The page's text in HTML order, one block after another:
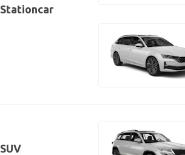
Stationcar
SUV